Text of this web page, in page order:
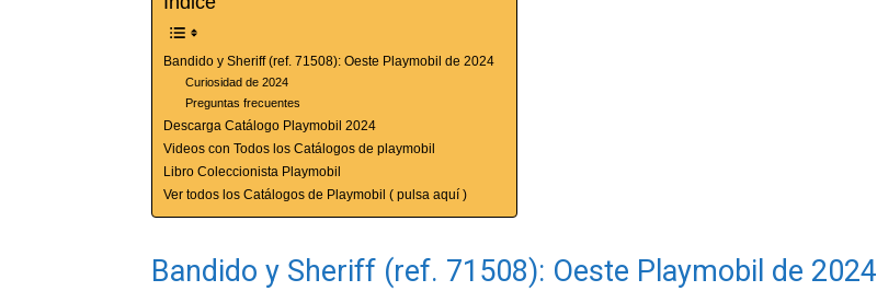
Bandido y Sheriff (ref. 71508): Oeste Playmobil de 2024
Curiosidad de 2024
Preguntas frecuentes
Descarga Catálogo Playmobil 2024
Videos con Todos los Catálogos de playmobil
Libro Coleccionista Playmobil
Ver todos los Catálogos de Playmobil ( pulsa aquí )
Bandido y Sheriff (ref. 71508): Oeste Playmobil de 2024